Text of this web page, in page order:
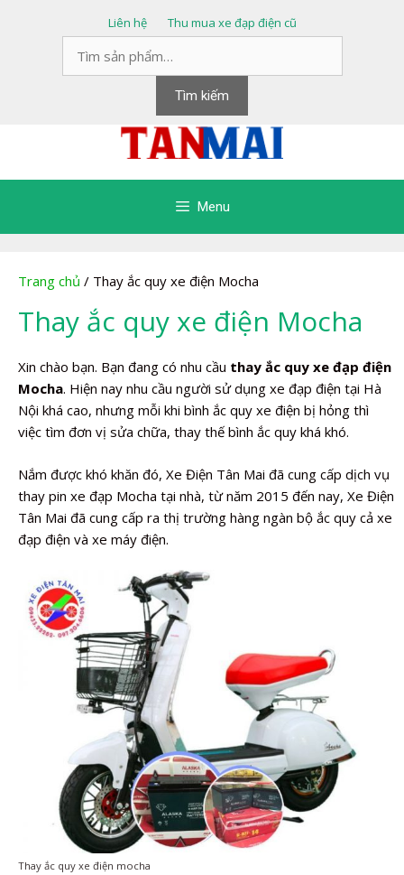
Liên hệ
Thu mua xe đạp điện cũ
kiếm:
Tìm kiếm
Menu
Trang chủ / Thay ắc quy xe điện Mocha
Thay ắc quy xe điện Mocha
Xin chào bạn. Bạn đang có nhu cầu thay ắc quy xe đạp điện
Mocha. Hiện nay nhu cầu người sử dụng xe đạp điện tại Hà
Nội khá cao, nhưng mỗi khi bình ắc quy xe điện bị hỏng thì
việc tìm đơn vị sửa chữa, thay thế bình ắc quy khá khó.
Nắm được khó khăn đó, Xe Điện Tân Mai đã cung cấp dịch vụ
thay pin xe đạp Mocha tại nhà, từ năm 2015 đến nay, Xe Điện
Tân Mai đã cung cấp ra thị trường hàng ngàn bộ ắc quy cả xe
đạp điện và xe máy điện.
Thay ắc quy xe điện mocha